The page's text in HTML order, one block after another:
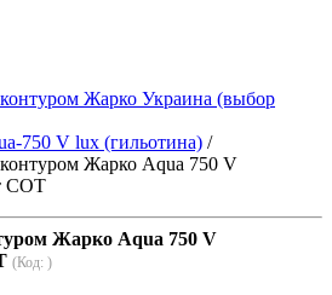
Жарко Украина (выбор
750 V lux (гильотина) /
Жарко Aqua 750 V
СОТ
Жарко Aqua 750 V
(Код: )